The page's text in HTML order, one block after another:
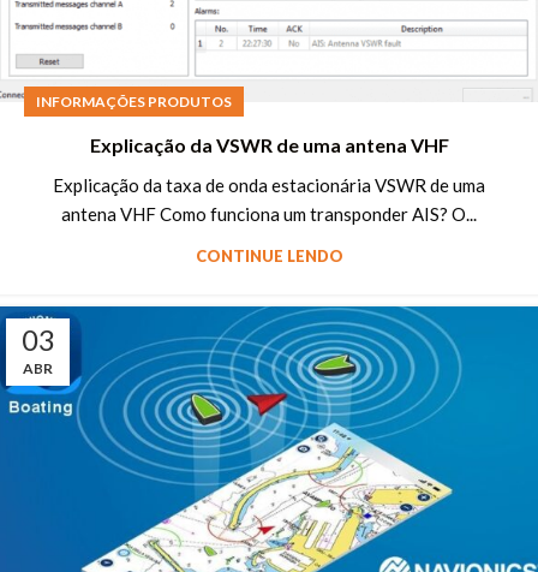
INFORMAÇÕES PRODUTOS
Explicação da VSWR de uma antena VHF
Explicação da taxa de onda estacionária VSWR de uma
antena VHF Como funciona um transponder AIS? O...
CONTINUE LENDO
03
ABR